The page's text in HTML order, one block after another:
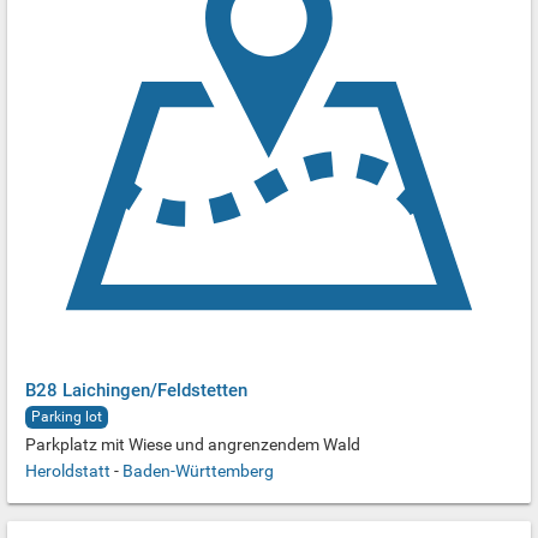
B28 Laichingen/Feldstetten
Parking lot
Parkplatz mit Wiese und angrenzendem Wald
Heroldstatt - Baden-Württemberg